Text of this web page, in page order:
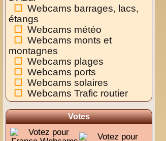
Webcams barrages, lacs,
étangs
Webcams météo
Webcams monts et
montagnes
Webcams plages
Webcams ports
Webcams solaires
Webcams Trafic routier
Votes